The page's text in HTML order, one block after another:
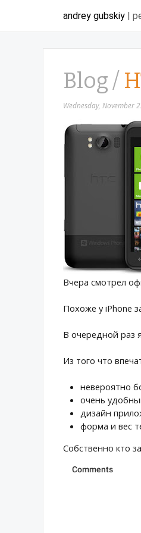
andrey gubskiy |
Blog /
Wednesday, November
Вчера смотрел
Похоже у iPhone
В очередной раз
Из того что
невероятно
очень
дизайн
форма и вес
Собственно кто